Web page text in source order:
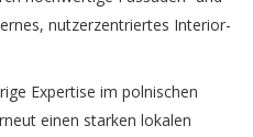
nutzerzentriertes Interior-
Expertise im polnischen
einen starken lokalen